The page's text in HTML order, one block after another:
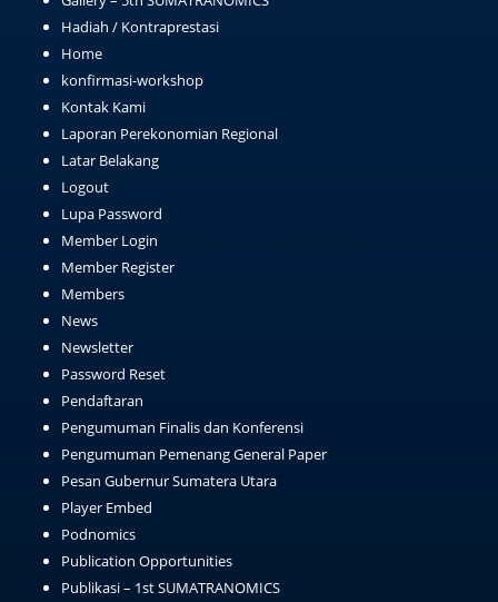
Hadiah / Kontraprestasi
Home
konfirmasi-workshop
Kontak Kami
Laporan Perekonomian Regional
Latar Belakang
Logout
Lupa Password
Member Login
Member Register
Members
News
Newsletter
Password Reset
Pendaftaran
Pengumuman Finalis dan Konferensi
Pengumuman Pemenang General Paper
Pesan Gubernur Sumatera Utara
Player Embed
Podnomics
Publication Opportunities
Publikasi – 1st SUMATRANOMICS